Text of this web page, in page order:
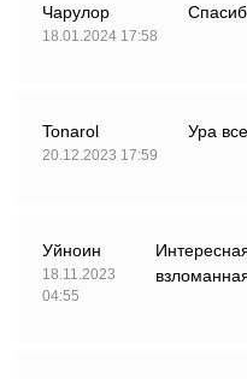
Чарулор
18.01.2024 17:58
Tonarol
20.12.2023 17:59
Ура
Уйноин
18.11.2023
04:55